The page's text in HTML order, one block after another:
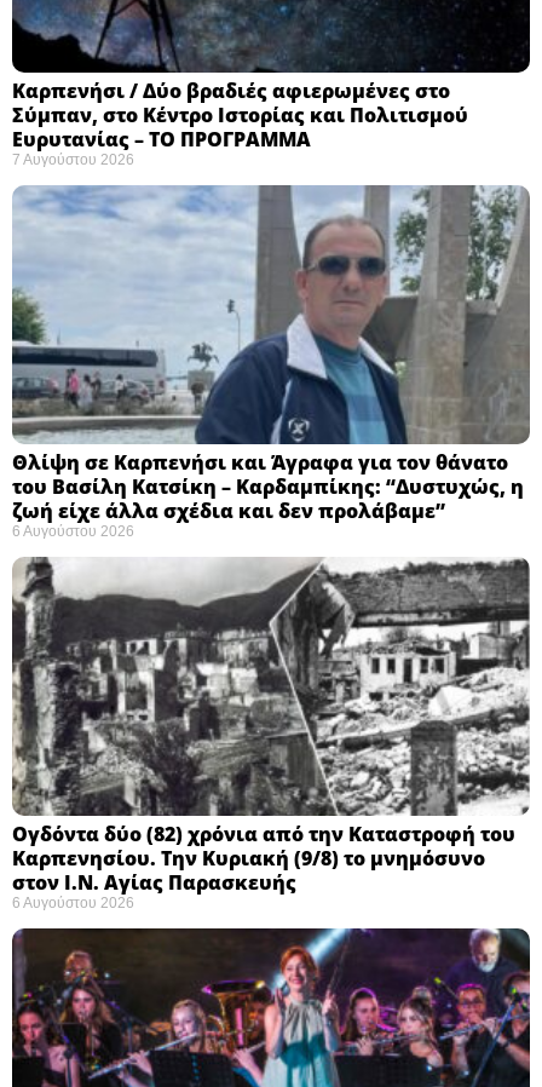
Καρπενήσι / Δύο βραδιές αφιερωμένες στο
Σύμπαν, στο Κέντρο Ιστορίας και Πολιτισμού
Ευρυτανίας – ΤΟ ΠΡΟΓΡΑΜΜΑ
7 Αυγούστου 2026
Θλίψη σε Καρπενήσι και Άγραφα για τον θάνατο
του Βασίλη Κατσίκη – Καρδαμπίκης: “Δυστυχώς, η
ζωή είχε άλλα σχέδια και δεν προλάβαμε”
6 Αυγούστου 2026
Ογδόντα δύο (82) χρόνια από την Καταστροφή του
Καρπενησίου. Την Κυριακή (9/8) το μνημόσυνο
στον Ι.Ν. Αγίας Παρασκευής
6 Αυγούστου 2026